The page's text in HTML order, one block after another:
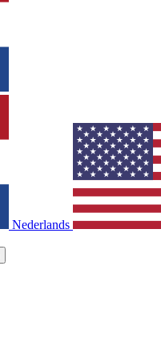
Nederlands